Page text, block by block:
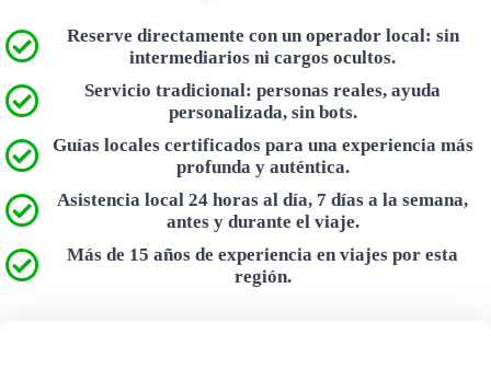
Reserve directamente con un operador local: sin
intermediarios ni cargos ocultos.
Servicio tradicional: personas reales, ayuda
personalizada, sin bots.
Guías locales certificados para una experiencia más
profunda y auténtica.
Asistencia local 24 horas al día, 7 días a la semana,
antes y durante el viaje.
Más de 15 años de experiencia en viajes por esta
región.